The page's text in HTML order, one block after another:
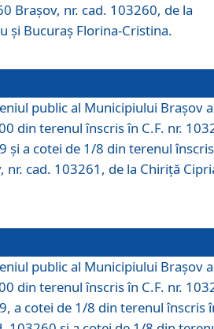
Brașov, nr. cad. 103260, de la
și Bucuraș Florina-Cristina.
public al Municipiului Braşov a
din terenul înscris în C.F. nr.
și a cotei de 1/8 din terenul
nr. cad. 103261, de la Chiriță
public al Municipiului Braşov a
din terenul înscris în C.F. nr.
a cotei de 1/8 din terenul înscris